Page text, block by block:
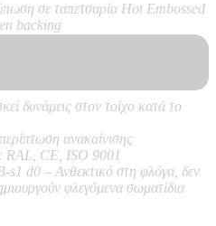
σε ταπετσαρία Hot Embossed
backing
δυνάμεις στον τοίχο κατά το
ανακαίνισης
RAL, CE, ISO 9001
s1 d0 – Ανθεκτικό στη φλόγα, δεν
φλεγόμενα σωματίδια